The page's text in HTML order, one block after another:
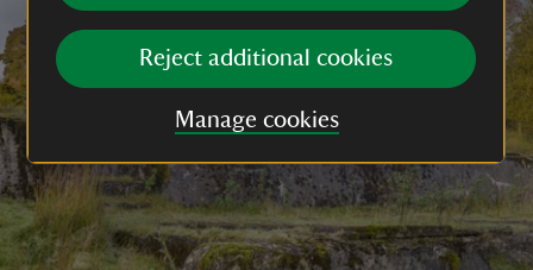
Reject additional cookies
Manage cookies